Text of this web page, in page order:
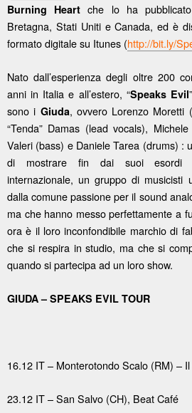
Burning Heart che lo ha
Bretagna, Stati Uniti e Canada, ed è
formato digitale su Itunes (http://bit.ly/
Nato dall’esperienza degli oltre 200
anni in Italia e all’estero, “Speaks Evil
sono i Giuda, ovvero Lorenzo Moretti
“Tenda” Damas (lead vocals),
Valeri (bass) e Daniele Tarea (drums) :
di mostrare fin dai suoi esordi
internazionale, un gruppo di
dalla comune passione per il sound
ma che hanno messo perfettamente a
ora è il loro inconfondibile marchio di
che si respira in studio, ma che si
quando si partecipa ad un loro show.
GIUDA – SPEAKS EVIL TOUR
16.12 IT – Monterotondo Scalo (RM) –
23.12 IT – San Salvo (CH), Beat Café